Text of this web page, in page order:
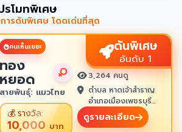
รโมทพิเศษ
ารดันพิเศษ โดดเด่นที่สุด
คนเห็นเยอะ
ทอง
หยอด
สายพันธุ์: แมวไทย
💰รางวัล:
10,000บาท
ดันพิเศษ
อันดับ 1
3,264 คนดู
ตำบล หาดเจ้าสำราญ
อำเภอเมืองเพชรบุรี
เพชรบุรี 76100
ดูรายละเอียด